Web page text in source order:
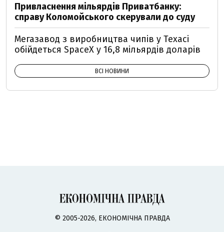
Привласнення мільярдів Приватбанку:
справу Коломойського скерували до суду
Мегазавод з виробництва чипів у Техасі
обійдеться SpaceX у 16,8 мільярдів доларів
ВСІ НОВИНИ
© 2005-2026, ЕКОНОМІЧНА ПРАВДА